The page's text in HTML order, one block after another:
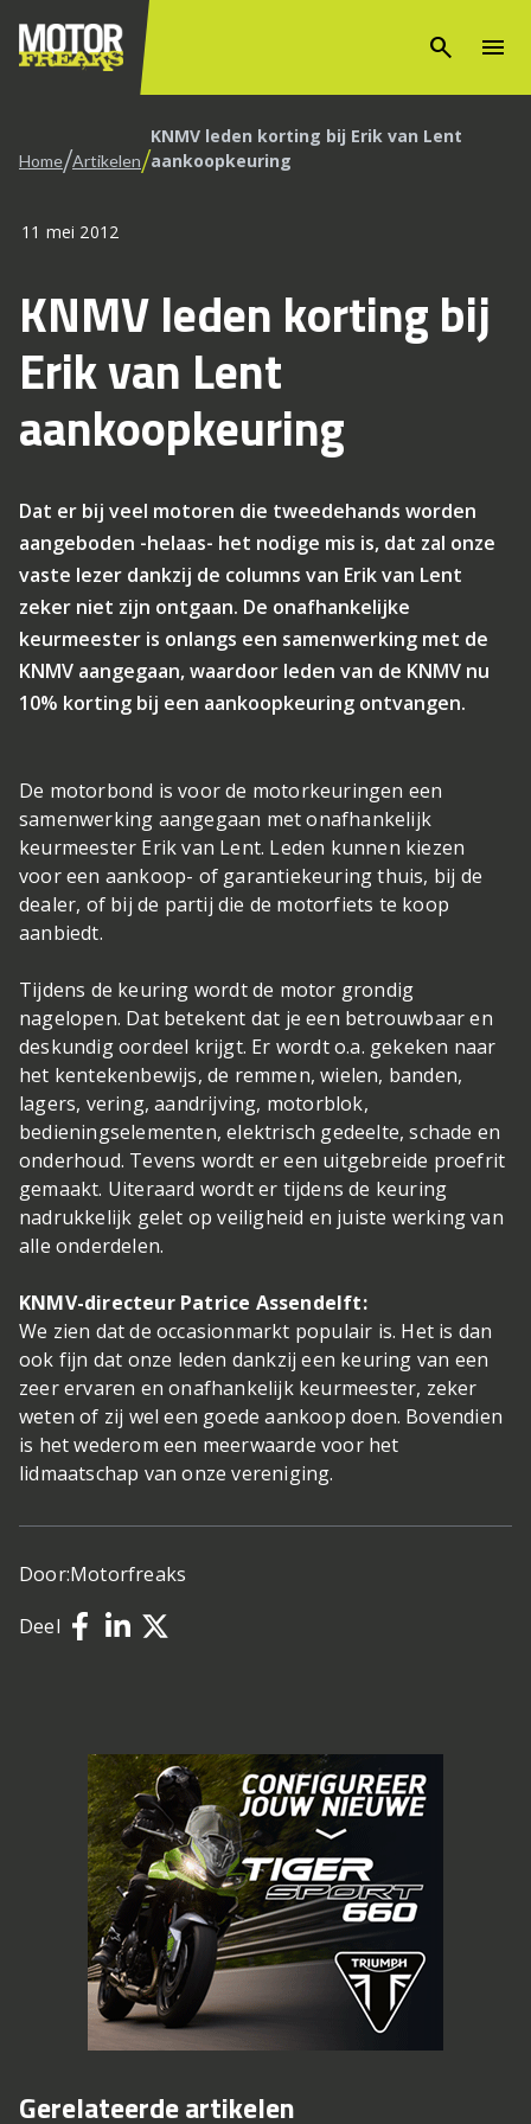
search menu
Home/Artikelen/KNMV leden korting bij Erik van Lent
aankoopkeuring
11 mei 2012
KNMV leden korting bij
Erik van Lent
aankoopkeuring
Dat er bij veel motoren die tweedehands worden
aangeboden -helaas- het nodige mis is, dat zal onze
vaste lezer dankzij de columns van Erik van Lent
zeker niet zijn ontgaan. De onafhankelijke
keurmeester is onlangs een samenwerking met de
KNMV aangegaan, waardoor leden van de KNMV nu
10% korting bij een aankoopkeuring ontvangen.
De motorbond is voor de motorkeuringen een
samenwerking aangegaan met onafhankelijk
keurmeester Erik van Lent. Leden kunnen kiezen
voor een aankoop- of garantiekeuring thuis, bij de
dealer, of bij de partij die de motorfiets te koop
aanbiedt.
Tijdens de keuring wordt de motor grondig
nagelopen. Dat betekent dat je een betrouwbaar en
deskundig oordeel krijgt. Er wordt o.a. gekeken naar
het kentekenbewijs, de remmen, wielen, banden,
lagers, vering, aandrijving, motorblok,
bedieningselementen, elektrisch gedeelte, schade en
onderhoud. Tevens wordt er een uitgebreide proefrit
gemaakt. Uiteraard wordt er tijdens de keuring
nadrukkelijk gelet op veiligheid en juiste werking van
alle onderdelen.
KNMV-directeur Patrice Assendelft:
We zien dat de occasionmarkt populair is. Het is dan
ook fijn dat onze leden dankzij een keuring van een
zeer ervaren en onafhankelijk keurmeester, zeker
weten of zij wel een goede aankoop doen. Bovendien
is het wederom een meerwaarde voor het
lidmaatschap van onze vereniging.
Door:Motorfreaks
Deel
Gerelateerde artikelen